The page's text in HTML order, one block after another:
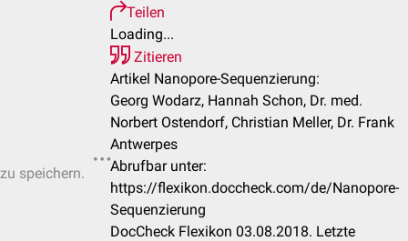
speichern.
Teilen
Loading...
Zitieren
Artikel Nanopore-Sequenzierung:
Georg Wodarz, Hannah Schon, Dr. med.
Norbert Ostendorf, Christian Meller, Dr. Frank
Antwerpes
Abrufbar unter:
https://flexikon.doccheck.com/de/Nanopore-
Sequenzierung
DocCheck Flexikon 03.08.2018. Letzte